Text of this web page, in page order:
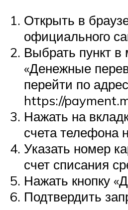
Открыть в
официального
Выбрать пункт
«Денежные
перейти по
https://
Нажать на
счета телефона
Указать номер
счет списания
Нажать кнопку
Подтвердить